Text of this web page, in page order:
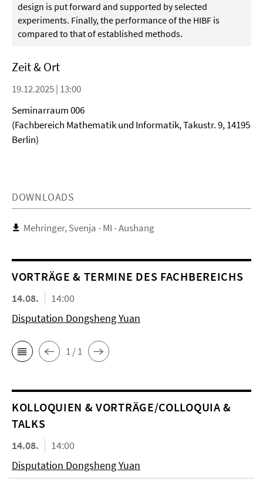
design is put forward and supported by selected
experiments. Finally, the performance of the HIBF is
compared to that of established methods.
Zeit & Ort
19.12.2025 | 13:00
Seminarraum 006
(Fachbereich Mathematik und Informatik, Takustr. 9, 14195
Berlin)
DOWNLOADS
Mehringer, Svenja - MI - Aushang
VORTRÄGE & TERMINE DES FACHBEREICHS
14.08.
14:00
Disputation Dongsheng Yuan
1 / 1
KOL­LO­QUIEN & VORTRÄGE/COLLOQUIA &
TALKS
14.08.
14:00
Disputation Dongsheng Yuan